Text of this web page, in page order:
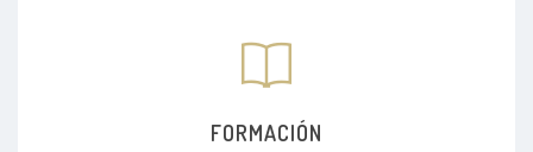
FORMACIÓN